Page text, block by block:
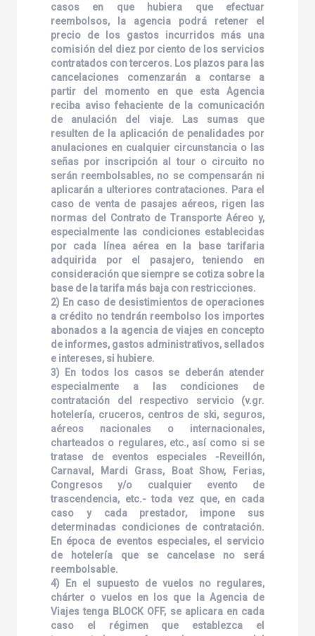
casos en que hubiera que efectuar
reembolsos, la agencia podrá retener el
precio de los gastos incurridos más una
comisión del diez por ciento de los servicios
contratados con terceros. Los plazos para las
cancelaciones comenzarán a contarse a
partir del momento en que esta Agencia
reciba aviso fehaciente de la comunicación
de anulación del viaje. Las sumas que
resulten de la aplicación de penalidades por
anulaciones en cualquier circunstancia o las
señas por inscripción al tour o circuito no
serán reembolsables, no se compensarán ni
aplicarán a ulteriores contrataciones. Para el
caso de venta de pasajes aéreos, rigen las
normas del Contrato de Transporte Aéreo y,
especialmente las condiciones establecidas
por cada línea aérea en la base tarifaria
adquirida por el pasajero, teniendo en
consideración que siempre se cotiza sobre la
base de la tarifa más baja con restricciones.
2) En caso de desistimientos de operaciones
a crédito no tendrán reembolso los importes
abonados a la agencia de viajes en concepto
de informes, gastos administrativos, sellados
e intereses, si hubiere.
3) En todos los casos se deberán atender
especialmente a las condiciones de
contratación del respectivo servicio (v.gr.
hotelería, cruceros, centros de ski, seguros,
aéreos nacionales o internacionales,
charteados o regulares, etc., así como si se
tratase de eventos especiales -Reveillón,
Carnaval, Mardi Grass, Boat Show, Ferias,
Congresos y/o cualquier evento de
trascendencia, etc.- toda vez que, en cada
caso y cada prestador, impone sus
determinadas condiciones de contratación.
En época de eventos especiales, el servicio
de hotelería que se cancelase no será
reembolsable.
4) En el supuesto de vuelos no regulares,
chárter o vuelos en los que la Agencia de
Viajes tenga BLOCK OFF, se aplicara en cada
caso el régimen que establezca el